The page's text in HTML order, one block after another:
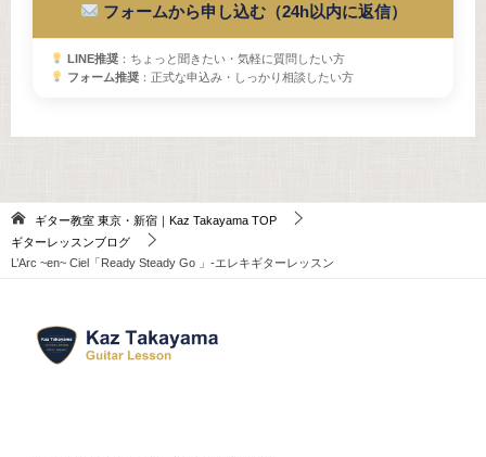
フォームから申し込む（24h以内に返信）
LINE推奨：ちょっと聞きたい・気軽に質問したい方
フォーム推奨：正式な申込み・しっかり相談したい方
ギター教室 東京・新宿｜Kaz Takayama TOP
ギターレッスンブログ
L’Arc ~en~ Ciel「Ready Steady Go 」-エレキギターレッスン